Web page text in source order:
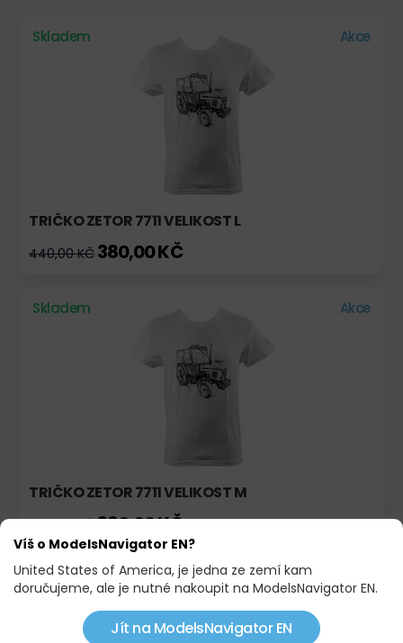
Skladem Akce
TRIČKO ZETOR 7711 VELIKOST L
440,00 KČ 380,00 KČ
Skladem Akce
TRIČKO ZETOR 7711 VELIKOST M
440,00 KČ380,00 KČ
Skladem Novinka!
Víš o ModelsNavigator EN?
United States of America, je jedna ze zemí kam
doručujeme, ale je nutné nakoupit na ModelsNavigator EN.
Jít na ModelsNavigator EN